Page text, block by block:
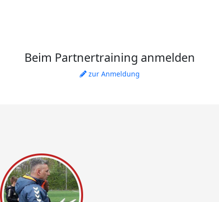
Beim Partnertraining anmelden
zur Anmeldung